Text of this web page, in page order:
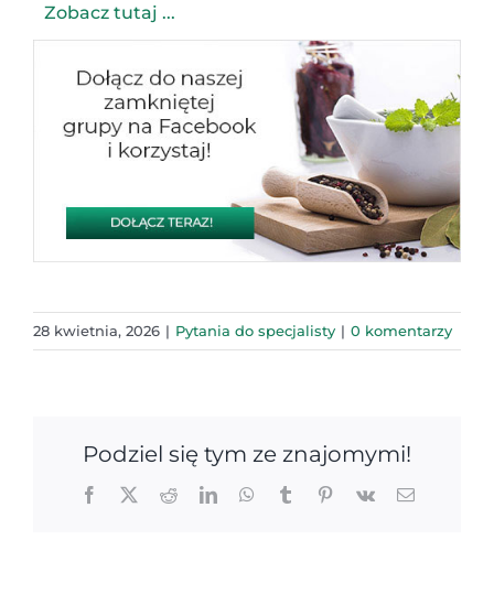
Zobacz tutaj ...
28 kwietnia, 2026 | Pytania do specjalisty | 0 komentarzy
Podziel się tym ze znajomymi!
Facebook
X RedditLinkedInWhatsApp
TumblrPinterest
Vk Email